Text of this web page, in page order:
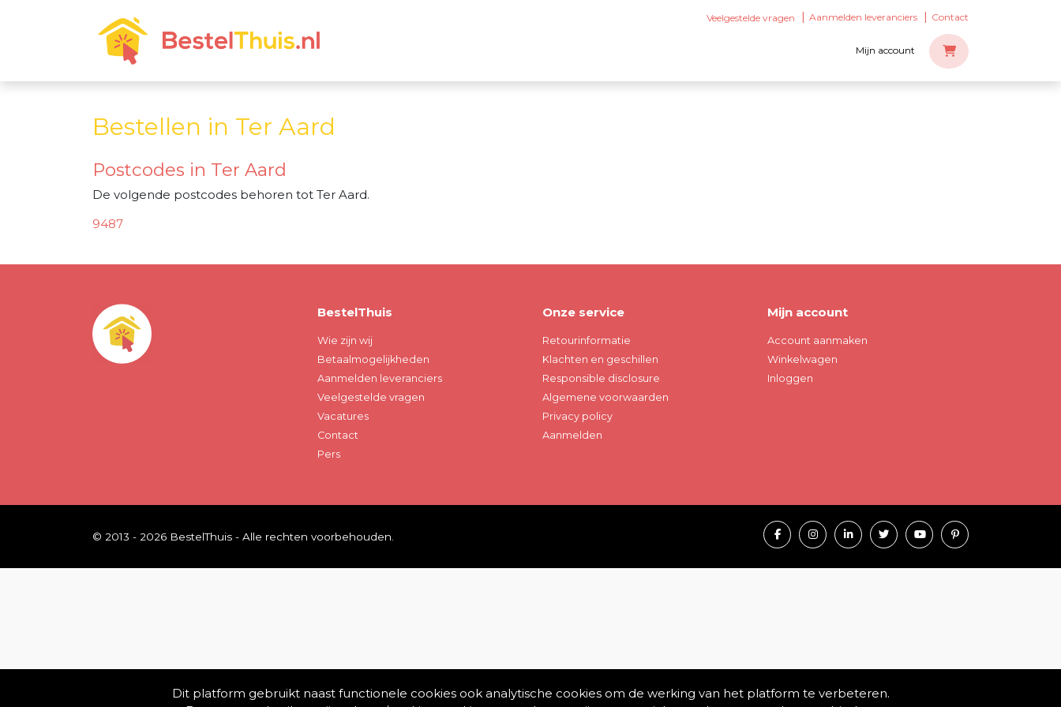
Veelgestelde vragen Aanmelden leveranciers Contact
Mijn account
Bestellen in Ter Aard
Postcodes in Ter Aard
De volgende postcodes behoren tot Ter Aard.
9487
BestelThuis
Wie zijn wij
Betaalmogelijkheden
Aanmelden leveranciers
Veelgestelde vragen
Vacatures
Contact
Pers
Onze service
Retourinformatie
Klachten en geschillen
Responsible disclosure
Algemene voorwaarden
Privacy policy
Aanmelden
Mijn account
Account aanmaken
Winkelwagen
Inloggen
© 2013 - 2026 BestelThuis - Alle rechten voorbehouden.
Dit platform gebruikt naast functionele cookies ook analytische cookies om de werking van het platform te verbeteren.